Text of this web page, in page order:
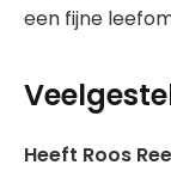
een fijne
Heeft Roos